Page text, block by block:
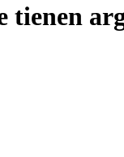
tienen